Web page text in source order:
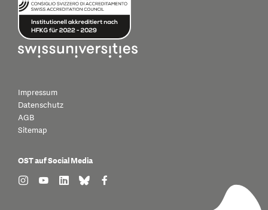
Impressum
Datenschutz
AGB
Sitemap
OST auf Social Media
find us on: instagram
find us on: youtube
find us on: linkedin
find us on: bluesky
find us on: facebook